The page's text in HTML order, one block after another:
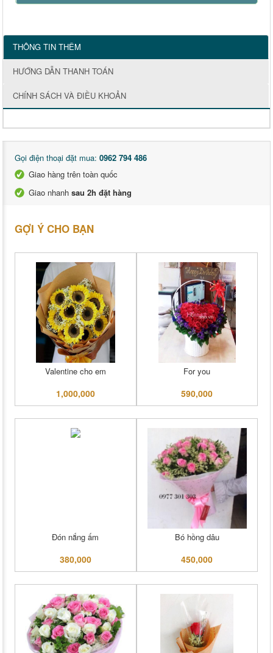
THÔNG TIN THÊM
HƯỚNG DẪN THANH TOÁN
CHÍNH SÁCH VÀ ĐIỀU KHOẢN
Gọi điện thoại đặt mua: 0962 794 486
Giao hàng trên toàn quốc
Giao nhanh sau 2h đặt hàng
GỢI Ý CHO BẠN
Valentine cho em
1,000,000
For you
590,000
Đón nắng ấm
380,000
Bó hồng dâu
450,000